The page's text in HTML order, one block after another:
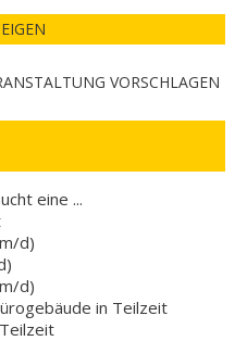
VORSCHLAGEN
eine ...
d)
d)
in Teilzeit